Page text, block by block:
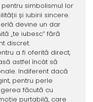
simbolismul lor
și iubirii sincere.
devine un dar
„te iubesc” fără
discret.
a fi oferită direct,
astfel încât să
Indiferent dacă
pentru perle
făcută cu
purtabilă, care